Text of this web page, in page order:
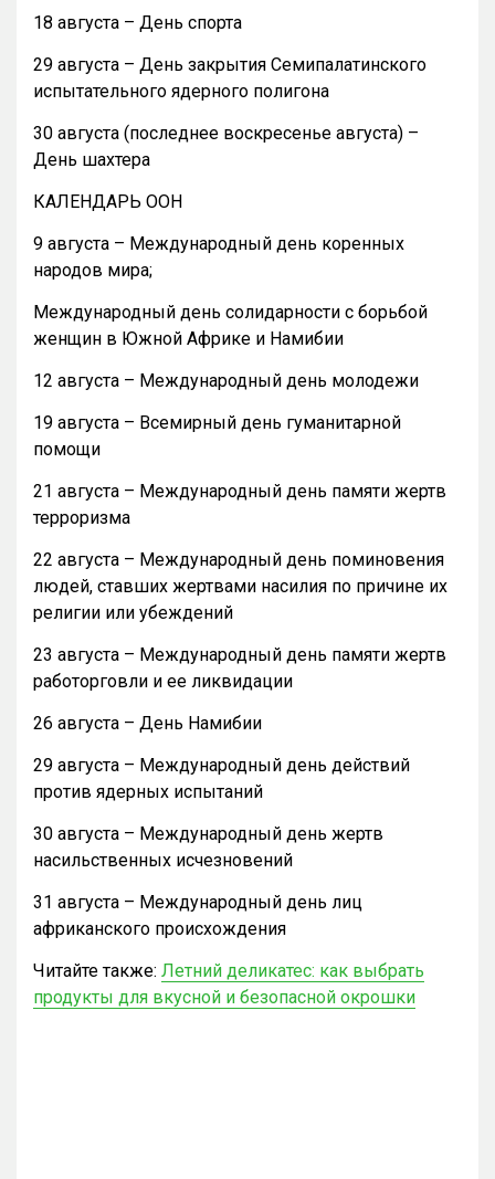
18 августа – День спорта
29 августа – День закрытия Семипалатинского
испытательного ядерного полигона
30 августа (последнее воскресенье августа) –
День шахтера
КАЛЕНДАРЬ ООН
9 августа – Международный день коренных
народов мира;
Международный день солидарности с борьбой
женщин в Южной Африке и Намибии
12 августа – Международный день молодежи
19 августа – Всемирный день гуманитарной
помощи
21 августа – Международный день памяти жертв
терроризма
22 августа – Международный день поминовения
людей, ставших жертвами насилия по причине их
религии или убеждений
23 августа – Международный день памяти жертв
работорговли и ее ликвидации
26 августа – День Намибии
29 августа – Международный день действий
против ядерных испытаний
30 августа – Международный день жертв
насильственных исчезновений
31 августа – Международный день лиц
африканского происхождения
Читайте также: Летний деликатес: как выбрать
продукты для вкусной и безопасной окрошки